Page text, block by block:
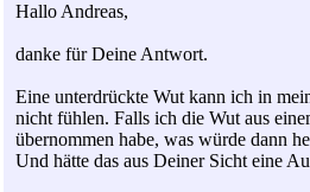
Hallo Andreas,
danke für Deine Antwort.
Eine unterdrückte Wut kann ich in
nicht fühlen. Falls ich die Wut aus
übernommen habe, was würde dann
Und hätte das aus Deiner Sicht eine